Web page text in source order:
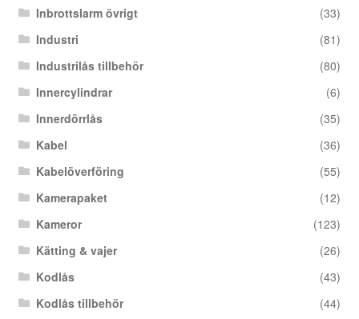
Inbrottslarm övrigt
(33)
Industri
(81)
Industrilås tillbehör
(80)
Innercylindrar
(6)
Innerdörrlås
(35)
Kabel
(36)
Kabelöverföring
(55)
Kamerapaket
(12)
Kameror
(123)
Kätting & vajer
(26)
Kodlås
(43)
Kodlås tillbehör
(44)